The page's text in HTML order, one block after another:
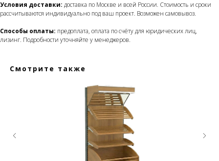
Условия доставки: доставка по Москве и всей России. Стоимость и сроки
рассчитываются индивидуально под ваш проект. Возможен самовывоз.
Способы оплаты: предоплата, оплата по счёту для юридических лиц,
лизинг. Подробности уточняйте у менеджеров.
Смотрите также